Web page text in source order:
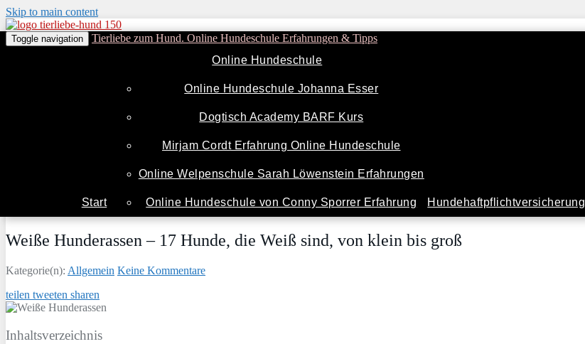
Skip to main content
Toggle navigation Tierliebe zum Hund. Online Hundeschule Erfahrungen & Tipps
Start
Online Hundeschule
Online Hundeschule Johanna Esser
Dogtisch Academy BARF Kurs
Mirjam Cordt Erfahrung Online Hundeschule
Online Welpenschule Sarah Löwenstein Erfahrungen
Online Hundeschule von Conny Sporrer Erfahrung Hundehaftpflichtversicherung
Weiße Hunderassen – 17 Hunde, die Weiß sind, von klein bis groß
Kategorie(n): Allgemein Keine Kommentare
teilen tweeten sharen
Inhaltsverzeichnis